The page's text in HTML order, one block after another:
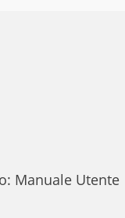
Manuale Utente